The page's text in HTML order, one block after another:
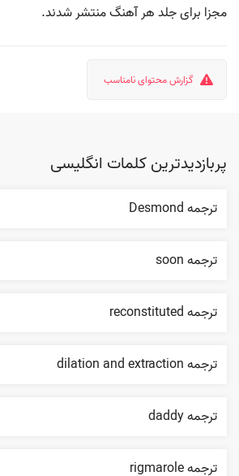
مجزا برای جلد هر آهنگ منتشر شدند.
گزارش محتوای نامناسب
پربازدیدترین کلمات انگلیسی
ترجمه Desmond
ترجمه soon
ترجمه reconstituted
ترجمه dilation and extraction
ترجمه daddy
ترجمه rigmarole